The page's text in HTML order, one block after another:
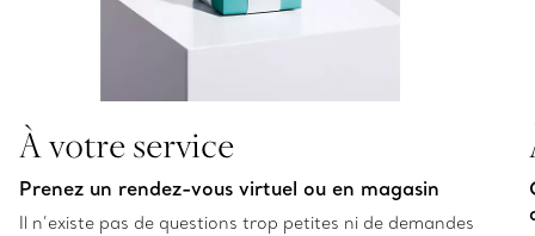
À votre service
Prenez un rendez-vous virtuel ou en magasin
Il n’existe pas de questions trop petites ni de demandes